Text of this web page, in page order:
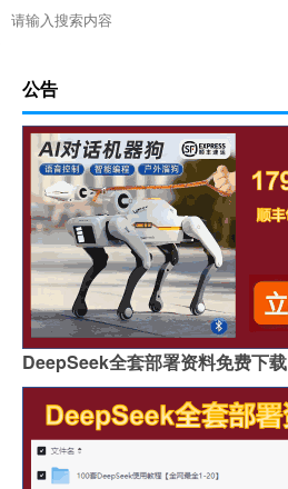
公告
DeepSeek全套部署资料免费下载